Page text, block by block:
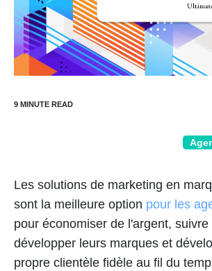
Les solutions de marketing en
sont la meilleure option pour les
pour économiser de l'argent,
développer leurs marques et
propre clientèle fidèle au fil du